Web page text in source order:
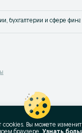
бухгалтерии и сфере
cookies. Вы можете